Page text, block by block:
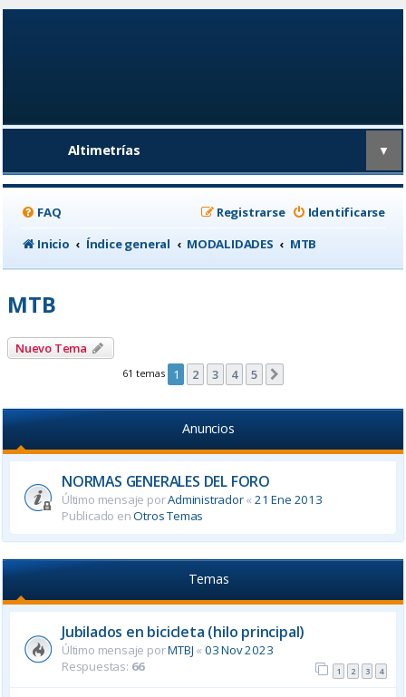
Altimetrías ▼
FAQ Identificarse
Registrarse
Inicio
Índice general MODALIDADES MTB
MTB
Nuevo Tema
61 temas 1 2 3 4 5
Anuncios
NORMAS GENERALES DEL FORO
Último mensaje porAdministrador«21 Ene 2013
Publicado enOtros Temas
Temas
Jubilados en bicicleta (hilo principal)
Último mensaje porMTBJ « 03 Nov 2023
Respuestas: 66 1 2 3 4